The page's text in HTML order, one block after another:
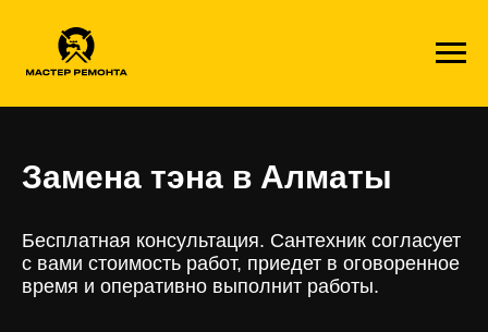
Замена тэна в Алматы
Бесплатная консультация. Сантехник согласует
с вами стоимость работ, приедет в оговоренное
время и оперативно выполнит работы.